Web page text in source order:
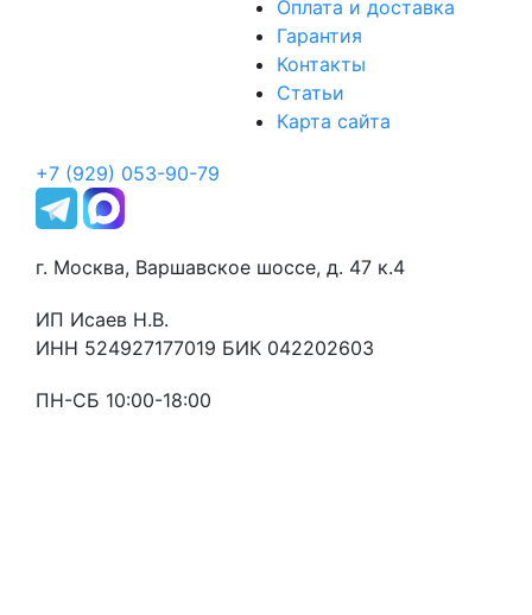
Оплата и доставка
Гарантия
Контакты
Статьи
Карта сайта
+7 (929) 053-90-79
г. Москва, Варшавское шоссе, д. 47 к.4
ИП Исаев Н.В.
ИНН 524927177019 БИК 042202603
ПН-СБ 10:00-18:00